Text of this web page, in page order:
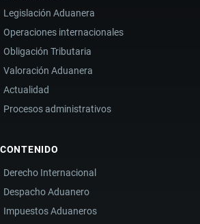
Legislación Aduanera
Operaciones internacionales
Obligación Tributaria
Valoración Aduanera
Actualidad
Procesos administrativos
CONTENIDO
Derecho Internacional
Despacho Aduanero
Impuestos Aduaneros